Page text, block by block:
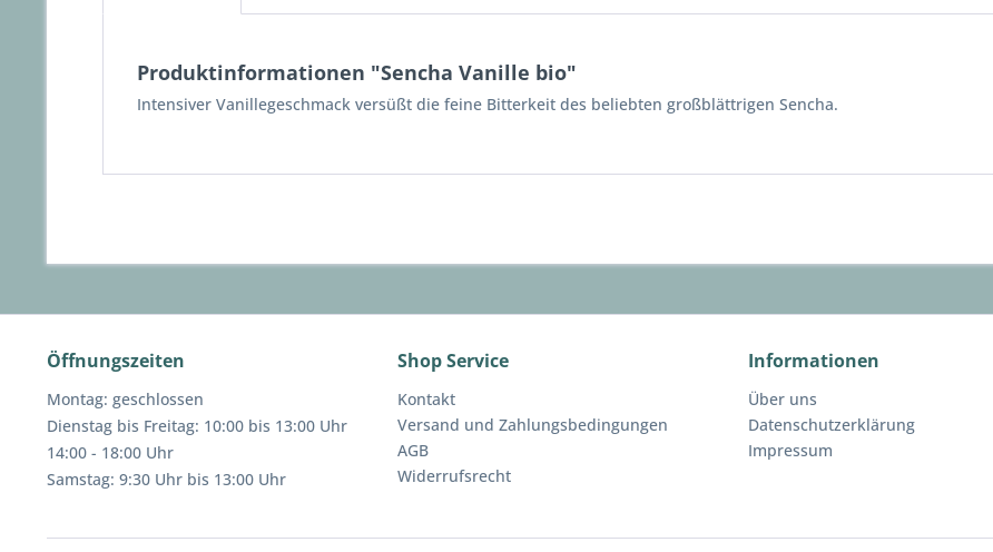
Produktinformationen "Sencha Vanille bio"
Intensiver Vanillegeschmack versüßt die feine Bitterkeit des beliebten großblättrigen Sencha.
Öffnungszeiten
Montag: geschlossen
Dienstag bis Freitag: 10:00 bis 13:00 Uhr
14:00 - 18:00 Uhr
Samstag: 9:30 Uhr bis 13:00 Uhr
Shop Service
Kontakt
Versand und Zahlungsbedingungen
AGB
Widerrufsrecht
Informationen
Über uns
Datenschutzerklärung
Impressum